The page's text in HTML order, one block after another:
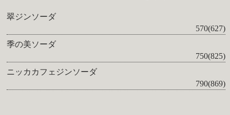
翠ジンソーダ
570(627)
季の美ソーダ
750(825)
ニッカカフェジンソーダ
790(869)